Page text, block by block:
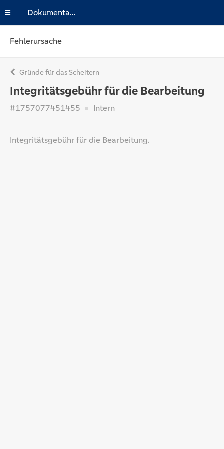
Dokumentation
Fehlerursache
Gründe für das Scheitern
Integritätsgebühr für die Bearbeitung
#1757077451455 Intern
Integritätsgebühr für die Bearbeitung.